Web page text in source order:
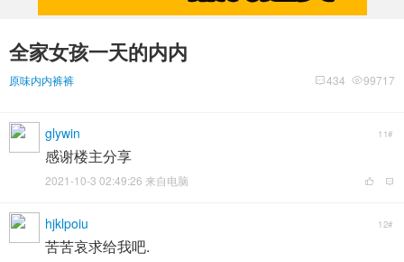
全家女孩一天的内内
原味内内裤裤 99717
434
glywin 11#
感谢楼主分享
2021-10-3 02:49:26 来自电脑
hjklpoiu 12#
苦苦哀求给我吧.